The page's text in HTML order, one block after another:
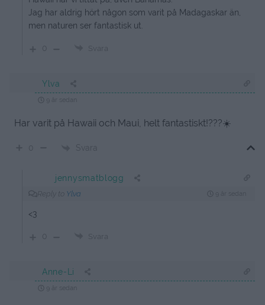
Jag har aldrig hört någon som varit på Madagaskar än,
men naturen ser fantastisk ut.
0 Svara
Ylva
Har varit på Hawaii och Maui, helt fantastiskt!???☀️
0 Svara
jennysmatblogg
Ylva
<3
0 Svara
Anne-Li